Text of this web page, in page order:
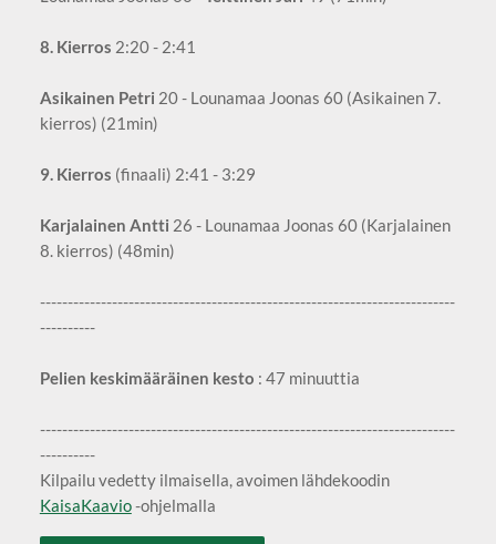
8. Kierros 2:20 - 2:41
Asikainen Petri 20 - Lounamaa Joonas 60 (Asikainen 7.
kierros) (21min)
9. Kierros (finaali) 2:41 - 3:29
Karjalainen Antti 26 - Lounamaa Joonas 60 (Karjalainen
8. kierros) (48min)
---------------------------------------------------------------------------
----------
Pelien keskimääräinen kesto : 47 minuuttia
---------------------------------------------------------------------------
----------
Kilpailu vedetty ilmaisella, avoimen lähdekoodin
KaisaKaavio-ohjelmalla